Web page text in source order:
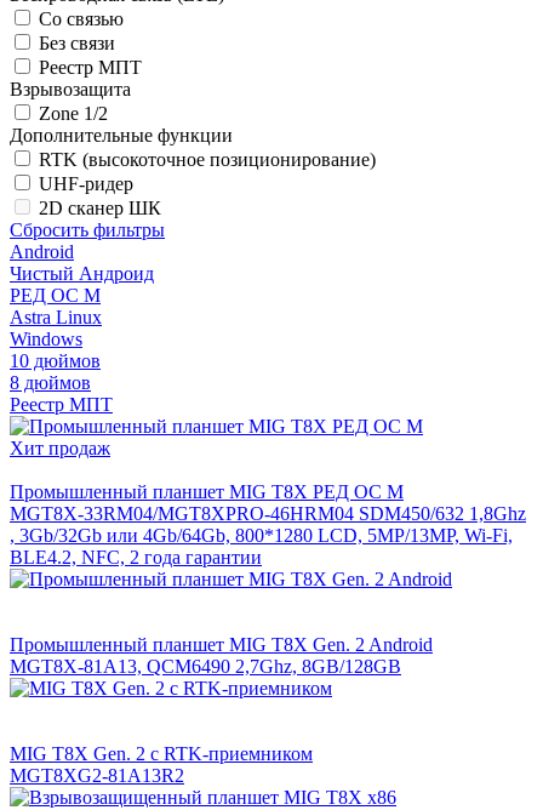
Со связью
Без связи
Реестр МПТ
Взрывозащита
Zone 1/2
Дополнительные функции
RTK (высокоточное позиционирование)
UHF-ридер
2D сканер ШК
Сбросить фильтры
Android
Чистый Андроид
РЕД ОС М
Astra Linux
Windows
10 дюймов
8 дюймов
Реестр МПТ
Хит продаж
Промышленный планшет MIG T8X РЕД ОС М
MGT8X-33RM04/MGT8XPRO-46HRM04 SDM450/632 1,8Ghz
, 3Gb/32Gb или 4Gb/64Gb, 800*1280 LCD, 5MP/13MP, Wi-Fi,
BLE4.2, NFC, 2 года гарантии
Промышленный планшет MIG T8X Gen. 2 Android
MGT8X-81A13, QCM6490 2,7Ghz, 8GB/128GB
MIG T8X Gen. 2 с RTK-приемником
MGT8XG2-81A13R2